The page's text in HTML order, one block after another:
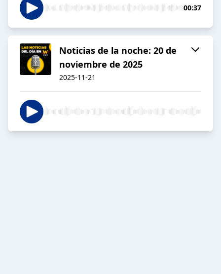
00:37
Noticias de la noche: 20 de
noviembre de 2025
2025-11-21